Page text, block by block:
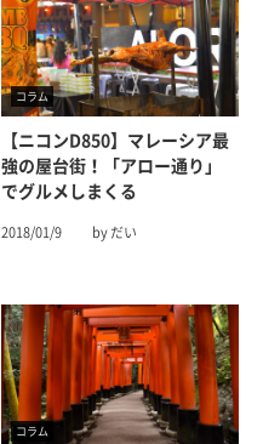
コラム
【ニコンD850】マレーシア最
強の屋台街！「アロー通り」
でグルメしまくる
2018/01/9 by だい
コラム